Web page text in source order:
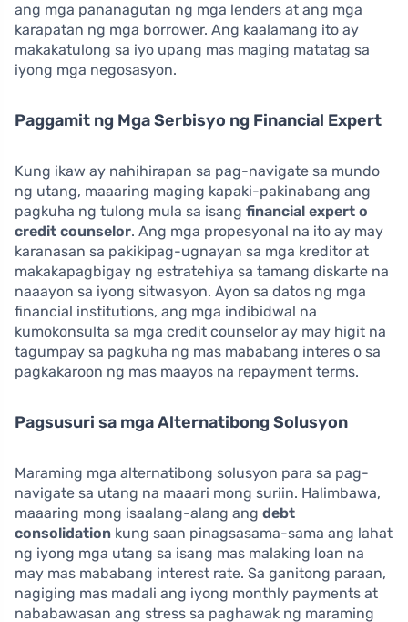
ang mga pananagutan ng mga lenders at ang mga
karapatan ng mga borrower. Ang kaalamang ito ay
makakatulong sa iyo upang mas maging matatag sa
iyong mga negosasyon.
Paggamit ng Mga Serbisyo ng Financial Expert
Kung ikaw ay nahihirapan sa pag-navigate sa mundo
ng utang, maaaring maging kapaki-pakinabang ang
pagkuha ng tulong mula sa isang financial expert o
credit counselor. Ang mga propesyonal na ito ay may
karanasan sa pakikipag-ugnayan sa mga kreditor at
makakapagbigay ng estratehiya sa tamang diskarte na
naaayon sa iyong sitwasyon. Ayon sa datos ng mga
financial institutions, ang mga indibidwal na
kumokonsulta sa mga credit counselor ay may higit na
tagumpay sa pagkuha ng mas mababang interes o sa
pagkakaroon ng mas maayos na repayment terms.
Pagsusuri sa mga Alternatibong Solusyon
Maraming mga alternatibong solusyon para sa pag-
navigate sa utang na maaari mong suriin. Halimbawa,
maaaring mong isaalang-alang ang debt
consolidation kung saan pinagsasama-sama ang lahat
ng iyong mga utang sa isang mas malaking loan na
may mas mababang interest rate. Sa ganitong paraan,
nagiging mas madali ang iyong monthly payments at
nababawasan ang stress sa paghawak ng maraming